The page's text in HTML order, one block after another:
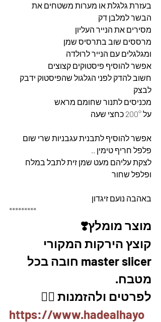
בעזרת גלגלת או מערות משטחים את
הבשר למלבן דק
מסירים את הנייר העליון
מרססים שוב בתרסיס שמן
ומגלגלים עם הנייר לרולדה
אפשר להוסיף פיסטוקים קצוצים
חשוב להדק לפני הגלגול שהפיסטוק ידבק
לבצק
מכניסים לתנור שחומם מראש
על 200° כחצי שעה
אפשר להוסיף לתבנית עגבניות שרי שום
פלפל חריף טימין ..
לצקת עליהם מעט שמן זית לתבל במלח
ופלפל שחור
באהבה נועם זיגדון
*********
מוצר מומלץ❣️
קוצץ הירקות המקורי
master slicer חובה בכל
מטבח.
לפרטים ולהזמנות 👇🏼
https://www.hadealhayo